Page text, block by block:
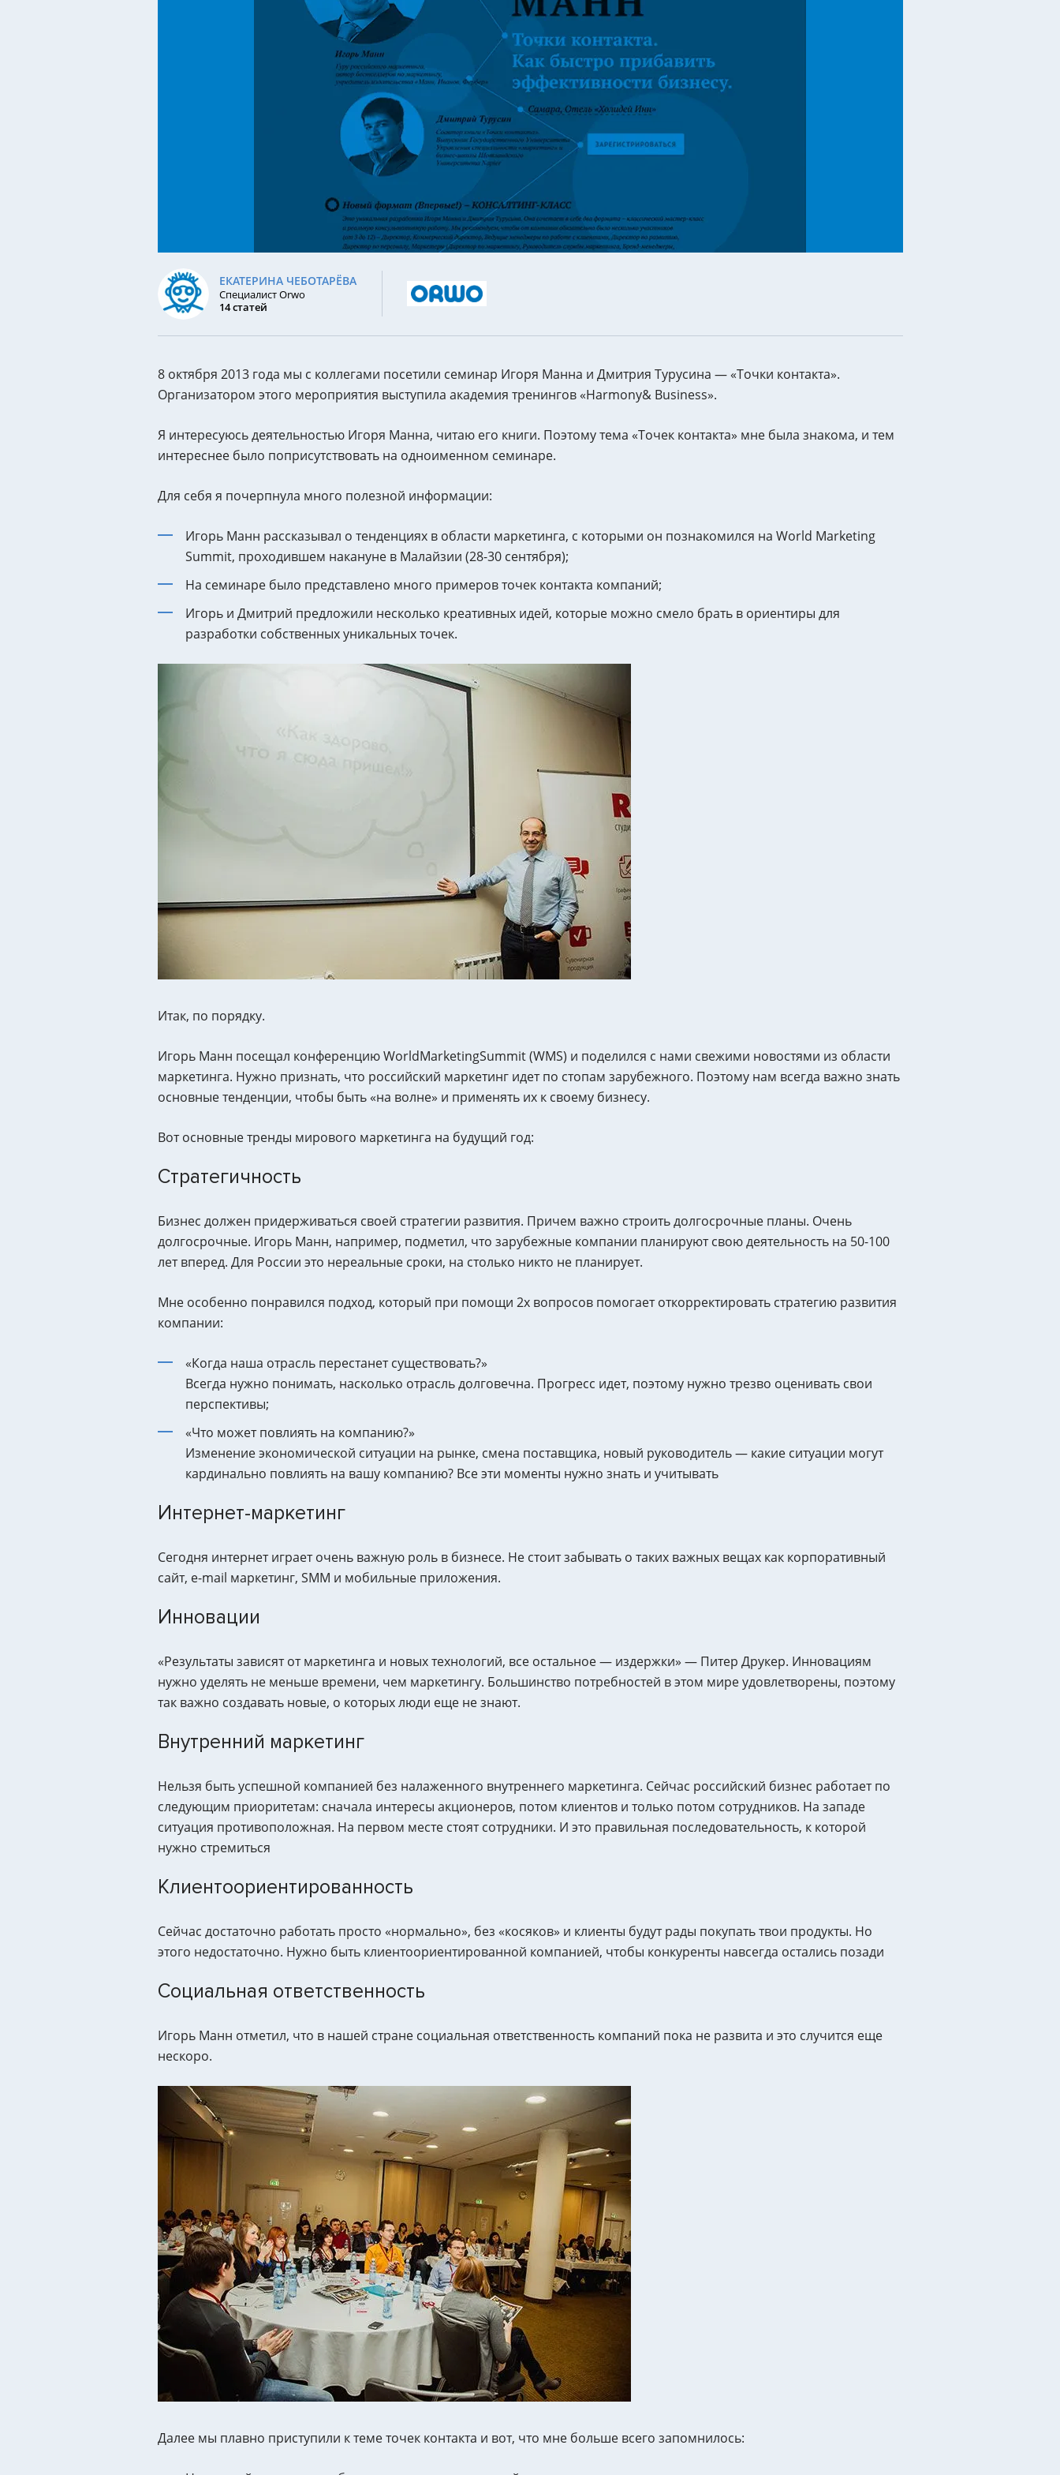
ЕКАТЕРИНА ЧЕБОТАРЁВА
Специалист Orwo
14 статей
8 октября 2013 года мы с коллегами посетили семинар Игоря Манна и Дмитрия Турусина — «Точки контакта».
Организатором этого мероприятия выступила академия тренингов «Harmony& Business».
Я интересуюсь деятельностью Игоря Манна, читаю его книги. Поэтому тема «Точек контакта» мне была знакома, и тем
интереснее было поприсутствовать на одноименном семинаре.
Для себя я почерпнула много полезной информации:
Игорь Манн рассказывал о тенденциях в области маркетинга, с которыми он познакомился на World Marketing
Summit, проходившем накануне в Малайзии (28-30 сентября);
На семинаре было представлено много примеров точек контакта компаний;
Игорь и Дмитрий предложили несколько креативных идей, которые можно смело брать в ориентиры для
разработки собственных уникальных точек.
Итак, по порядку.
Игорь Манн посещал конференцию WorldMarketingSummit (WMS) и поделился с нами свежими новостями из области
маркетинга. Нужно признать, что российский маркетинг идет по стопам зарубежного. Поэтому нам всегда важно знать
основные тенденции, чтобы быть «на волне» и применять их к своему бизнесу.
Вот основные тренды мирового маркетинга на будущий год:
Стратегичность
Бизнес должен придерживаться своей стратегии развития. Причем важно строить долгосрочные планы. Очень
долгосрочные. Игорь Манн, например, подметил, что зарубежные компании планируют свою деятельность на 50-100
лет вперед. Для России это нереальные сроки, на столько никто не планирует.
Мне особенно понравился подход, который при помощи 2х вопросов помогает откорректировать стратегию развития
компании:
«Когда наша отрасль перестанет существовать?»
Всегда нужно понимать, насколько отрасль долговечна. Прогресс идет, поэтому нужно трезво оценивать свои
перспективы;
«Что может повлиять на компанию?»
Изменение экономической ситуации на рынке, смена поставщика, новый руководитель — какие ситуации могут
кардинально повлиять на вашу компанию? Все эти моменты нужно знать и учитывать
Интернет-маркетинг
Сегодня интернет играет очень важную роль в бизнесе. Не стоит забывать о таких важных вещах как корпоративный
сайт, e-mail маркетинг, SMM и мобильные приложения.
Инновации
«Результаты зависят от маркетинга и новых технологий, все остальное — издержки» — Питер Друкер. Инновациям
нужно уделять не меньше времени, чем маркетингу. Большинство потребностей в этом мире удовлетворены, поэтому
так важно создавать новые, о которых люди еще не знают.
Внутренний маркетинг
Нельзя быть успешной компанией без налаженного внутреннего маркетинга. Сейчас российский бизнес работает по
следующим приоритетам: сначала интересы акционеров, потом клиентов и только потом сотрудников. На западе
ситуация противоположная. На первом месте стоят сотрудники. И это правильная последовательность, к которой
нужно стремиться
Клиентоориентированность
Сейчас достаточно работать просто «нормально», без «косяков» и клиенты будут рады покупать твои продукты. Но
этого недостаточно. Нужно быть клиентоориентированной компанией, чтобы конкуренты навсегда остались позади
Социальная ответственность
Игорь Манн отметил, что в нашей стране социальная ответственность компаний пока не развита и это случится еще
нескоро.
Далее мы плавно приступили к теме точек контакта и вот, что мне больше всего запомнилось:
Технический аудит сайта
Сквозная аналитика
Управление репутацией и
юридическая поддержка
Управление репутацией
Юридическая поддержка
Технологии SEO
Технологии разработки